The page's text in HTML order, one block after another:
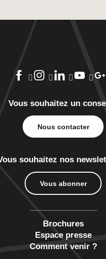
Vous souhaitez un
Nous contacter
souhaitez nos
Vous abonner
Brochures
Espace presse
Comment venir ?